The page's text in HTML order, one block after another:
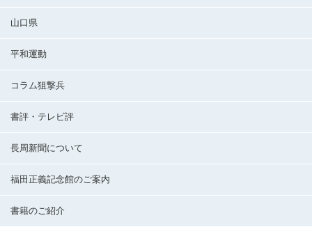
山口県
平和運動
コラム狙撃兵
書評・テレビ評
長周新聞について
福田正義記念館のご案内
書籍のご紹介